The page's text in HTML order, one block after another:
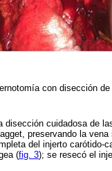
con disección
disección cuidadosa de
preservando la
del injerto carótido-
(fig. 3); se resecó el